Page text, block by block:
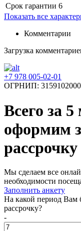
Срок гарантии 6
Показать все
Комментарии
Загрузка
+7 978 005-02-01
ОГРНИП:
Всего за
оформим
Мы сделаем все
необходимости
Заполнить анкету
На какой период Вам
рассрочку?
-